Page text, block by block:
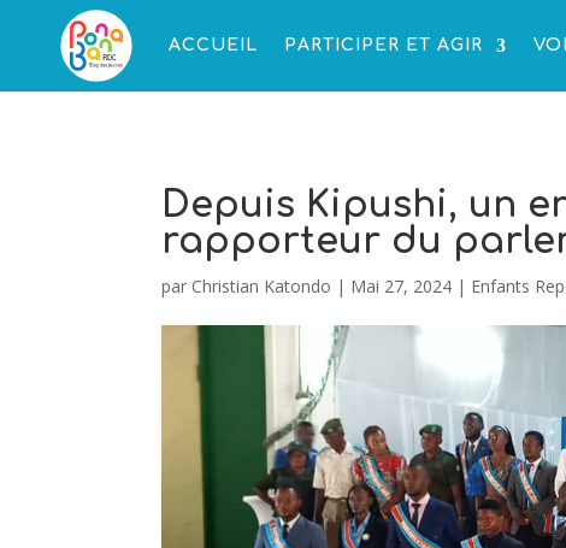
ACCUEIL PARTICIPER ET AGIR
Depuis Kipushi, un
rapporteur du
par Christian Katondo | Mai 27, 2024 | Enfants